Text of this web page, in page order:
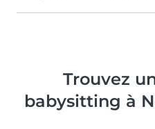
Trouvez
babysitting à